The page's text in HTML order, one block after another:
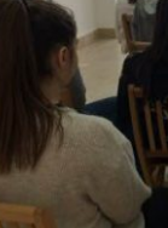
– Rudnik